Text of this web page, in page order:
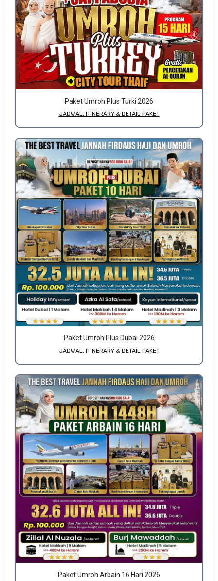
Paket Umroh Plus Turki 2026
JADWAL, ITINERARY & DETAIL PAKET
Paket Umroh Plus Dubai 2026
JADWAL, ITINERARY & DETAIL PAKET
Paket Umroh Arbain 16 Hari 2026